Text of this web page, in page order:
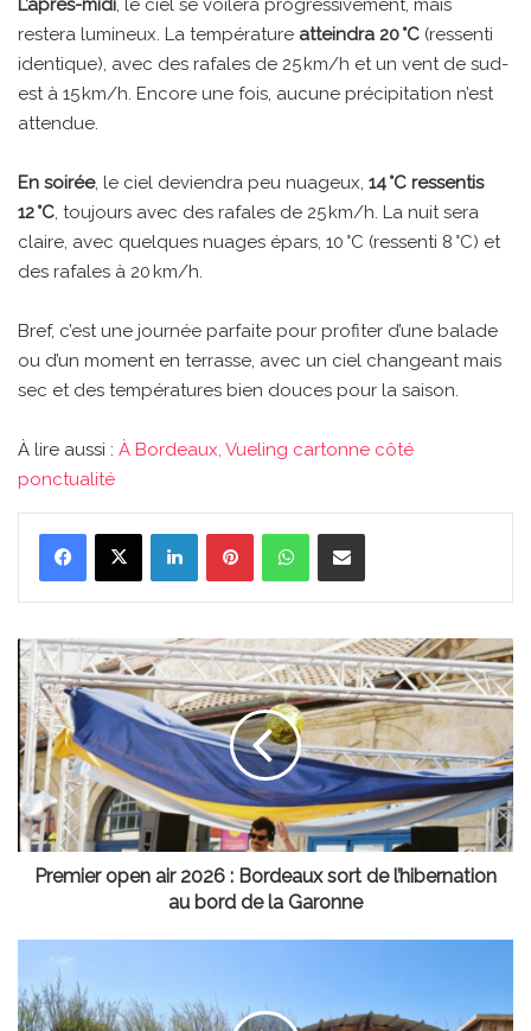
L’après-midi, le ciel se voilera progressivement, mais
restera lumineux. La température atteindra 20 °C (ressenti
identique), avec des rafales de 25 km/h et un vent de sud-
est à 15 km/h. Encore une fois, aucune précipitation n’est
attendue.
En soirée, le ciel deviendra peu nuageux, 14 °C ressentis
12 °C, toujours avec des rafales de 25 km/h. La nuit sera
claire, avec quelques nuages épars, 10 °C (ressenti 8 °C) et
des rafales à 20 km/h.
Bref, c’est une journée parfaite pour profiter d’une balade
ou d’un moment en terrasse, avec un ciel changeant mais
sec et des températures bien douces pour la saison.
À lire aussi : À Bordeaux, Vueling cartonne côté
ponctualité
LinkedinPinterestWhatsAppPartager par email
Premier
open
air
2026
:
Bordeaux
sort
de
l’hibernation
Premier open air 2026 : Bordeaux sort de l’hibernation
au bord de la Garonne
Chassiron
Camping,
une